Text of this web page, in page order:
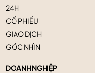
24H
CỔ PHIẾU
GIAO DỊCH
GÓC NHÌN
DOANH NGHIỆP